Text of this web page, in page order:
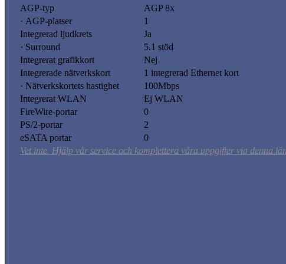
AGP-typ
AGP 8x
· AGP-platser
1
Integrerad ljudkrets
Ja
· Surround
5.1 stöd
Integrerat grafikkort
Nej
Integrerade nätverkskort
1 integrerad Ethernet kort
· Nätverkskortets hastighet
100Mbps
Integrerat WLAN
Ej WLAN
FireWire-portar
0
PS/2-portar
2
eSATA portar
0
Vet inte. Hjälp vår service och komplettera våra uppgifter via denna